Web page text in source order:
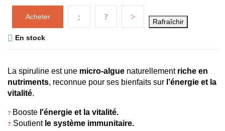
Acheter
 En stock
La spiruline est une micro-algue naturellement riche en
nutriments, reconnue pour ses bienfaits sur l’énergie et la
vitalité.
? Booste l'énergie et la vitalité.
? Soutient le système immunitaire.